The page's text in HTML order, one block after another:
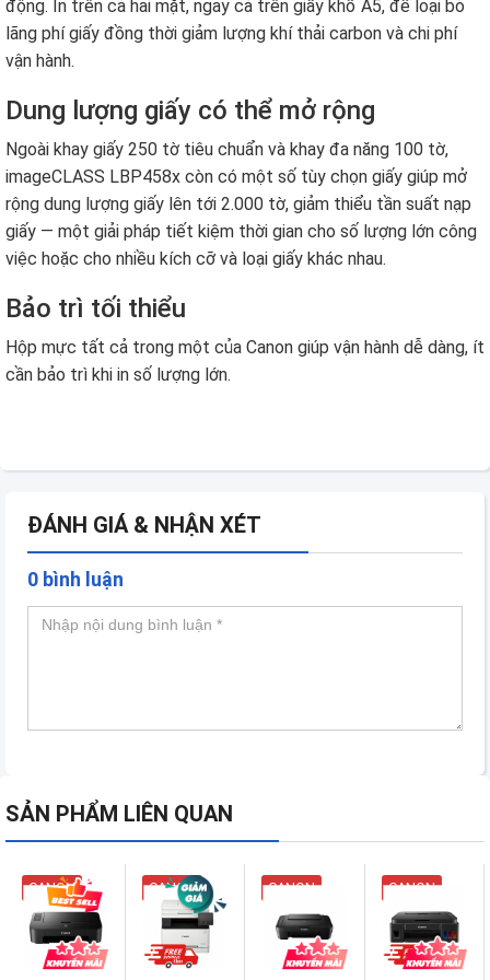
động. In trên cả hai mặt, ngay cả trên giấy khổ A5, để loại bỏ
lãng phí giấy đồng thời giảm lượng khí thải carbon và chi phí
vận hành.
Dung lượng giấy có thể mở rộng
Ngoài khay giấy 250 tờ tiêu chuẩn và khay đa năng 100 tờ,
imageCLASS LBP458x còn có một số tùy chọn giấy giúp mở
rộng dung lượng giấy lên tới 2.000 tờ, giảm thiểu tần suất nạp
giấy — một giải pháp tiết kiệm thời gian cho số lượng lớn công
việc hoặc cho nhiều kích cỡ và loại giấy khác nhau.
Bảo trì tối thiểu
Hộp mực tất cả trong một của Canon giúp vận hành dễ dàng, ít
cần bảo trì khi in số lượng lớn.
ĐÁNH GIÁ & NHẬN XÉT
0 bình luận
SẢN PHẨM LIÊN QUAN
CANON CANON CANON CANON